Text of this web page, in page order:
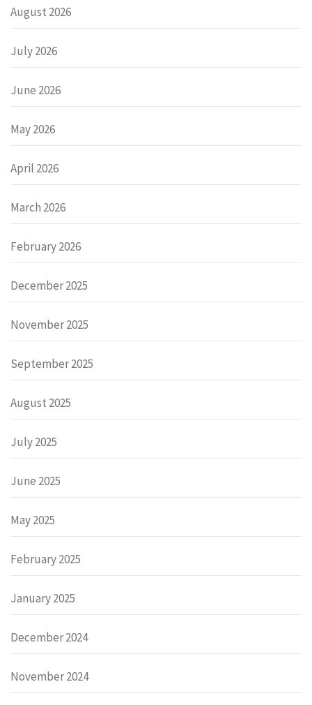
August 2026
July 2026
June 2026
May 2026
April 2026
March 2026
February 2026
December 2025
November 2025
September 2025
August 2025
July 2025
June 2025
May 2025
February 2025
January 2025
December 2024
November 2024